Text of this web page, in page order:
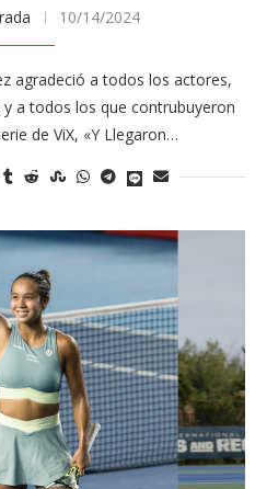
10/14/2024
agradeció a todos los actores,
a todos los que contrubuyeron
de ViX, «Y Llegaron…